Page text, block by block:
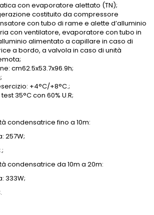
con evaporatore alettato (TN);
costituito da compressore
con tubo di rame e alette d’alluminio
con ventilatore, evaporatore con tubo in
alimentato a capillare in caso di
a bordo, a valvola in caso di unità
cm62.5x53.7x96.9h;
+4°C/+8°C.;
35°C con 60% U.R;
condensatrice fino a 10m:
257W;
condensatrice da 10m a 20m:
333W;